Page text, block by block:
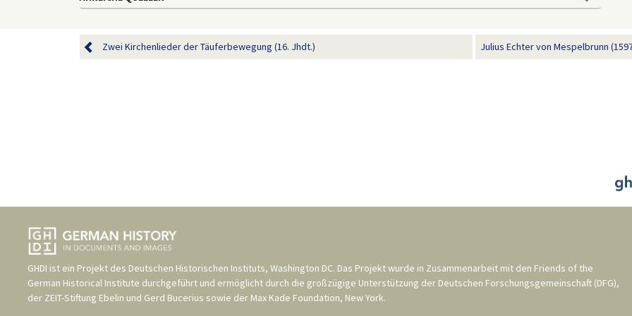
Zwei Kirchenlieder der Täuferbewegung (16. Jhdt.) Julius Echter von Mespelbrunn
GHDI ist ein Projekt des Deutschen Historischen Instituts, Washington DC. Das Projekt wurde in Zusammenarbeit mit den Friends of the
German Historical Institute durchgeführt und ermöglicht durch die großzügige Unterstützung der Deutschen Forschungsgemeinschaft (DFG),
der ZEIT-Stiftung Ebelin und Gerd Bucerius sowie der Max Kade Foundation, New York.